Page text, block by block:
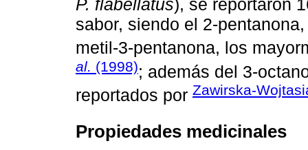
P. flabellatus), se reportaron
sabor, siendo el 2-
metil-3-pentanona, los
al. (1998); además del 3-
reportados por Zawirska-
Propiedades medicinales